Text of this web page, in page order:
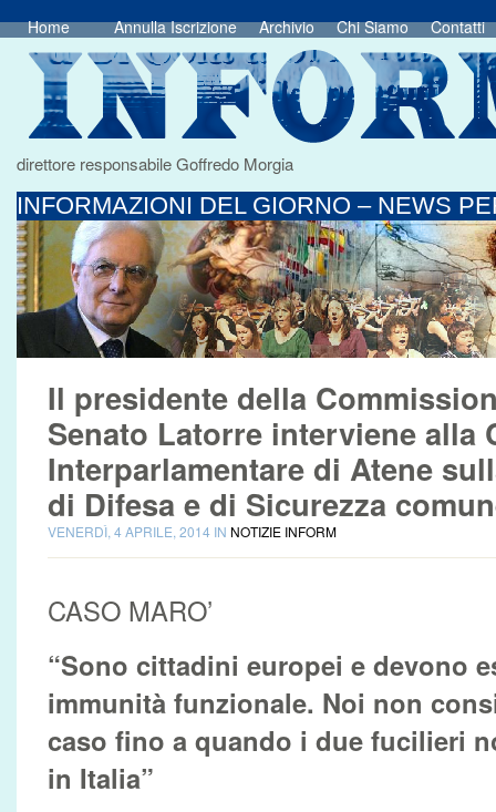
Home Annulla Iscrizione Archivio Chi Siamo Contatti
direttore responsabile Goffredo Morgia
INFORMAZIONI DEL GIORNO – NEWS
Il presidente della
Senato Latorre interviene alla
Interparlamentare di Atene
di Difesa e di Sicurezza
VENERDÌ, 4 APRILE, 2014 IN NOTIZIE INFORM
CASO MARO’
“Sono cittadini europei e devono
immunità funzionale. Noi non
caso fino a quando i due fucilieri
in Italia”